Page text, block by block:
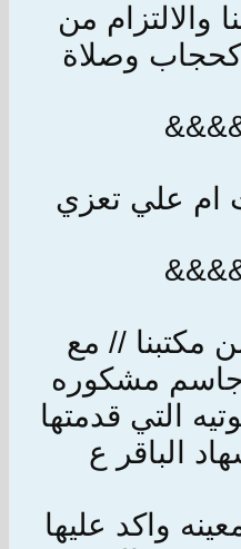
والالتزام من
ام علي تعزي
مكتبنا // مع
جاسم مشكوره
التي قدمتها
الباقر ع
واكد عليها